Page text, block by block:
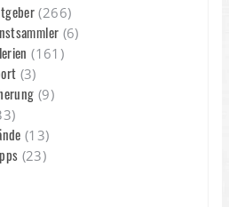
(266)
(6)
(161)
(3)
(9)
(13)
(23)